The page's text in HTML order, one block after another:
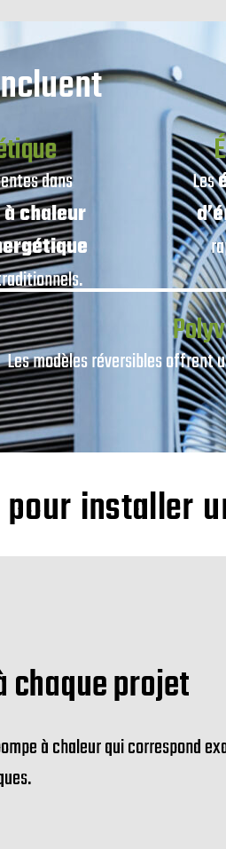
dans
chaleur
Les
Les modèles réversibles offrent
installer
chaque projet
à chaleur qui correspond